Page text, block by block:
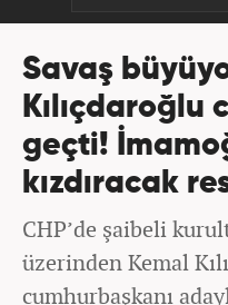
Savaş
Kılıçdaroğlu
geçti!
kızdıracak
CHP’de şaibeli
üzerinden Kemal
cumhurbaşkanı